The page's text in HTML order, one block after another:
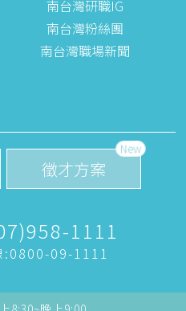
南台灣研職IG
南台灣粉絲團
南台灣職場新聞
徵才方案
New
1111
:0800-09-1111